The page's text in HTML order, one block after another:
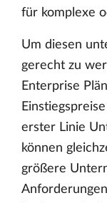
für komplexe
Um diesen
gerecht zu
Enterprise
erster Linie
können
größere